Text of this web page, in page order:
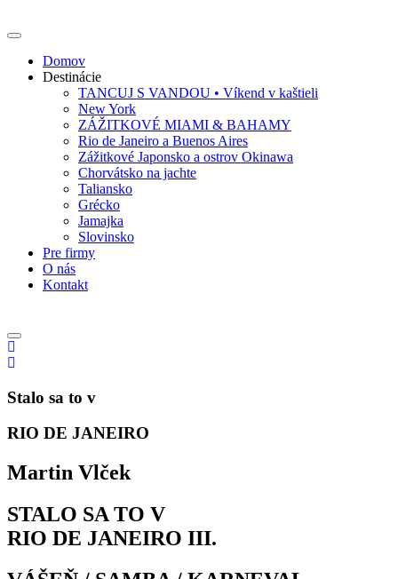
Domov
Destinácie
TANCUJ S VANDOU • Víkend v kaštieli
New York
ZÁŽITKOVÉ MIAMI & BAHAMY
Rio de Janeiro a Buenos Aires
Zážitkové Japonsko a ostrov Okinawa
Chorvátsko na jachte
Taliansko
Grécko
Jamajka
Slovinsko
Pre firmy
O nás
Kontakt
Stalo sa to v
RIO DE JANEIRO
Martin Vlček
STALO SA TO V
RIO DE JANEIRO III.